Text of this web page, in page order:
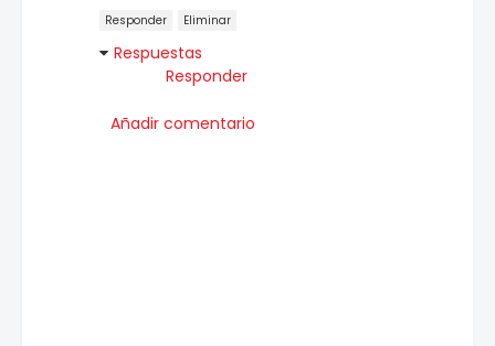
Responder Eliminar
Respuestas
Responder
Añadir comentario